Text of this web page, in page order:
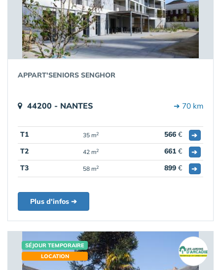
APPART'SENIORS SENGHOR
44200 - NANTES ➔ 70 km
T1 35 m2 566 €
➔
T2
42 m2 661 €
➔
T3
58 m2 899 € ➔
Plus d'infos ➔
SÉJOUR TEMPORAIRE
LOCATION